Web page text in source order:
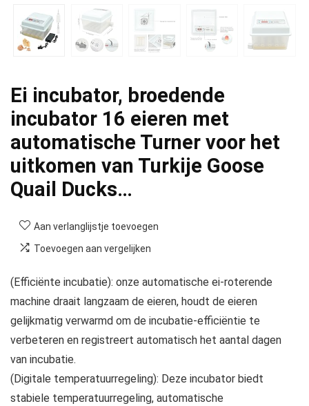
Ei incubator, broedende
incubator 16 eieren met
automatische Turner voor het
uitkomen van Turkije Goose
Quail Ducks…
Aan verlanglijstje toevoegen
Toevoegen aan vergelijken
(Efficiënte incubatie): onze automatische ei-roterende
machine draait langzaam de eieren, houdt de eieren
gelijkmatig verwarmd om de incubatie-efficiëntie te
verbeteren en registreert automatisch het aantal dagen
van incubatie.
(Digitale temperatuurregeling): Deze incubator biedt
stabiele temperatuurregeling, automatische